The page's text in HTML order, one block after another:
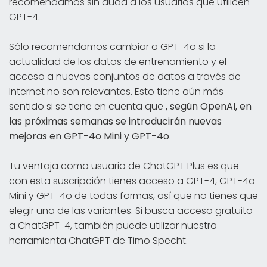
GPT-4.
Sólo recomendamos cambiar a GPT-4o si la
actualidad de los datos de entrenamiento y el
acceso a nuevos conjuntos de datos a través de
Internet no son relevantes. Esto tiene aún más
sentido si se tiene en cuenta que , según OpenAI, en
las próximas semanas se introducirán nuevas
mejoras en GPT-4o Mini y GPT-4o.
Tu ventaja como usuario de ChatGPT Plus es que
con esta suscripción tienes acceso a GPT-4, GPT-4o
Mini y GPT-4o de todas formas, así que no tienes que
elegir una de las variantes. Si busca acceso gratuito
a ChatGPT-4, también puede utilizar nuestra
herramienta ChatGPT de Timo Specht.